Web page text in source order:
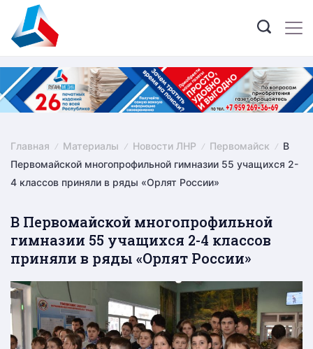
content
Главная Материалы Новости ЛНР Первомайск
В
Первомайской многопрофильной гимназии 55 учащихся 2-
4 классов приняли в ряды «Орлят России»
В Первомайской многопрофильной
гимназии 55 учащихся 2-4 классов
приняли в ряды «Орлят России»